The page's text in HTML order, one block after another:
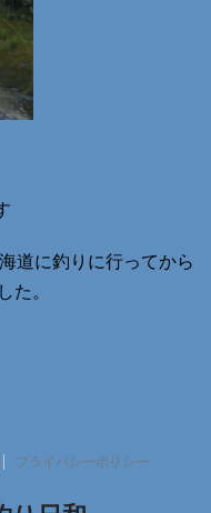
道に釣りに行ってから
た。
プライバシーポリシー